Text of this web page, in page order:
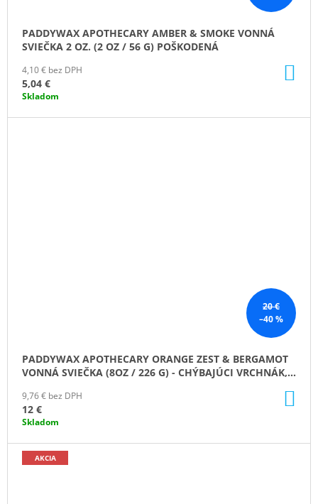
PADDYWAX APOTHECARY AMBER & SMOKE VONNÁ
SVIEČKA 2 OZ. (2 OZ / 56 G) POŠKODENÁ
4,10 € bez DPH
5,04 €
Skladom
20 €
–40 %
PADDYWAX APOTHECARY ORANGE ZEST & BERGAMOT
VONNÁ SVIEČKA (8OZ / 226 G) - CHÝBAJÚCI VRCHNÁK,
9,76 € bez DPH
12 €
Skladom
AKCIA